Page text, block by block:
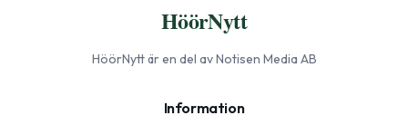
HöörNytt
HöörNyttär en del av Notisen Media AB
Information